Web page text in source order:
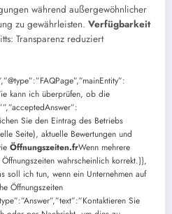
während außergewöhnlicher
zu gewährleisten. Verfügbarkeit
Transparenz reduziert
kann ich überprüfen, ob die
Sie den Eintrag des Betriebs
Seite), aktuelle Bewertungen und
Öffnungszeiten.frWenn mehrere
wahrscheinlich korrekt.}},
soll ich tun, wenn ein Unternehmen auf
Öffnungszeiten
Sie